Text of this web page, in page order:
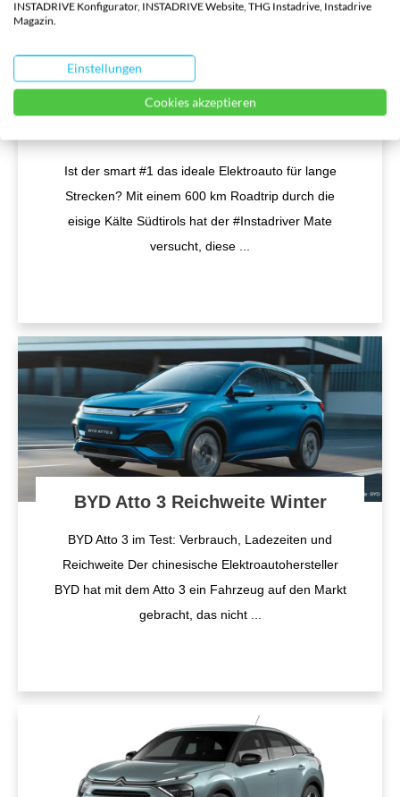
Ist der smart #1 das ideale Elektroauto für lange
Strecken? Mit einem 600 km Roadtrip durch die
eisige Kälte Südtirols hat der #Instadriver Mate
versucht, diese
BYD Atto 3 Reichweite Winter
BYD Atto 3 im Test: Verbrauch, Ladezeiten und
Reichweite Der chinesische Elektroautohersteller
BYD hat mit dem Atto 3 ein Fahrzeug auf den Markt
gebracht, das nicht
INSTADRIVE Konfigurator, INSTADRIVE Website, THG Instadrive, Instadrive
Magazin.
Einstellungen
Cookies akzeptieren